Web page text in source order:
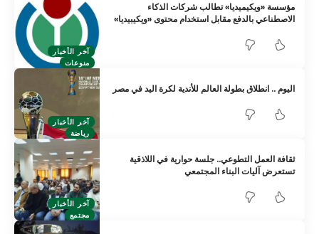
آخر الأخبار
منوعات
مؤسسة «ويكيميديا» تطالب شركات الذكاء
الاصطناعي بالدفع مقابل استخدام محتوى «ويكيبيديا»
آخر الأخبار
رياضة
اليوم .. انطلاق بطولة العالم للأندية لكرة اليد في مصر
آخر الأخبار
مجتمع
ثقافة العمل التطوعي.. جلسة حوارية في اللاذقية
تستعرض آليات البناء المجتمعي